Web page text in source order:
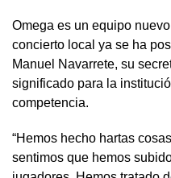
Omega es un equipo
concierto local ya se ha
Manuel Navarrete, su
significado para la
competencia.
“Hemos hecho hartas
sentimos que hemos